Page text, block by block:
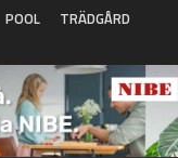
POOL
TRÄDGÅRD